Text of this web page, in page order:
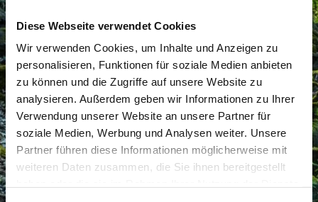
Diese Webseite verwendet Cookies
Wir verwenden Cookies, um Inhalte und Anzeigen zu
personalisieren, Funktionen für soziale Medien anbieten
zu können und die Zugriffe auf unsere Website zu
analysieren. Außerdem geben wir Informationen zu Ihrer
Verwendung unserer Website an unsere Partner für
soziale Medien, Werbung und Analysen weiter. Unsere
Partner führen diese Informationen möglicherweise mit
weiteren Daten zusammen, die Sie ihnen bereitgestellt
zusammenhängende Wildnisfläche im
Siebengebirge 660 Hektar. Auf diesen Flächen
soll es durch den Verzicht auf
forstwirtschaftliche Nutzung und Überlassung
der natürlichen Dynamik zu einer Steigerung
der Biodiversität führen. Auch im Sinne der
Umweltbildung sind sie wichtiges Medium:
Ökologische Abläufe, Biotopkunde und
gesteigerte Biodiversität sind nur einige